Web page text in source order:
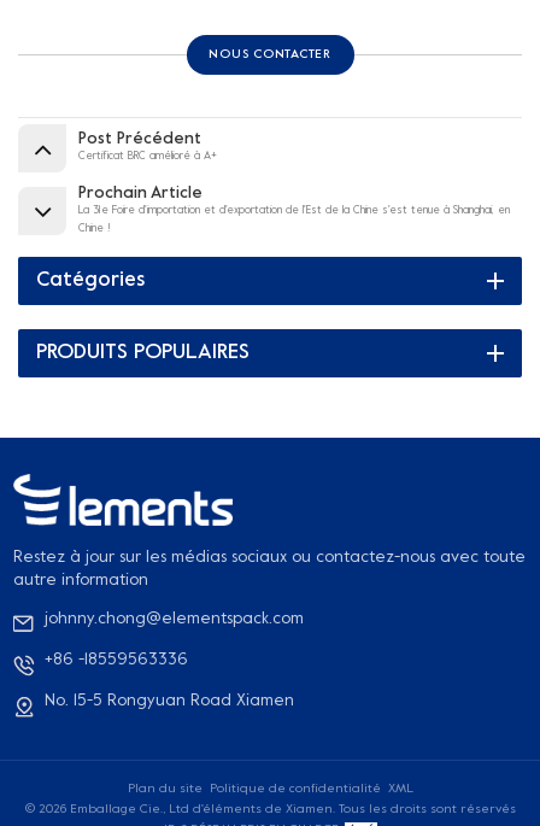
NOUS CONTACTER
Post Précédent
Certificat BRC amélioré à A+
Prochain Article
La 31e Foire d'importation et d'exportation de l'Est de la Chine s'est tenue à Shanghai, en
Chine !
Catégories
PRODUITS POPULAIRES
Restez à jour sur les médias sociaux ou contactez-nous avec toute
autre information
johnny.chong@elementspack.com
+86 -18559563336
No. 15-5 Rongyuan Road Xiamen
Plan du site Politique de confidentialité
XML
© 2026 Emballage Cie., Ltd d'éléments de Xiamen. Tous les droits sont réservés